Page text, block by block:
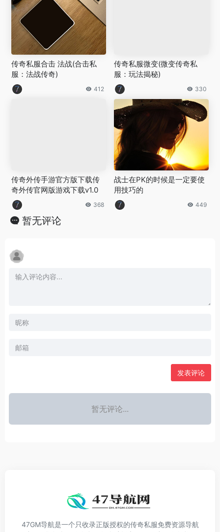
传奇私服合击 法战(合击私
服：法战传奇)
412
传奇私服微变(微变传奇私
服：玩法揭秘)
330
传奇外传手游官方版下载传
奇外传官网版游戏下载v1.0
368
战士在PK的时候是一定要使
用技巧的
449
暂无评论
发表评论
暂无评论...
47GM导航是一个只收录正版授权的传奇私服免费资源导航